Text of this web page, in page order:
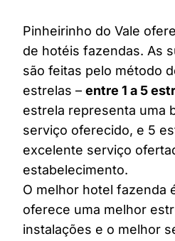
Pinheirinho do Vale
de hotéis fazendas. As
são feitas pelo método
estrelas – entre 1 a 5
estrela representa uma
serviço oferecido, e 5
excelente serviço
estabelecimento.
O melhor hotel fazenda
oferece uma melhor
instalações e o melhor